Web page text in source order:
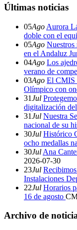
Últimas noticias
05Ago Aurora
doble con el
05Ago Nuestros
en el Andaluz
04Ago Los
verano de
03Ago El CMIS
Olímpico con
31Jul
digitalización
31Jul Nuestra
nacional de su
30Jul Histórico
ocho medallas
30Jul Ana
2026-07-30
23Jul
Instalaciones
22Jul Horarios
16 de agosto
Archivo de